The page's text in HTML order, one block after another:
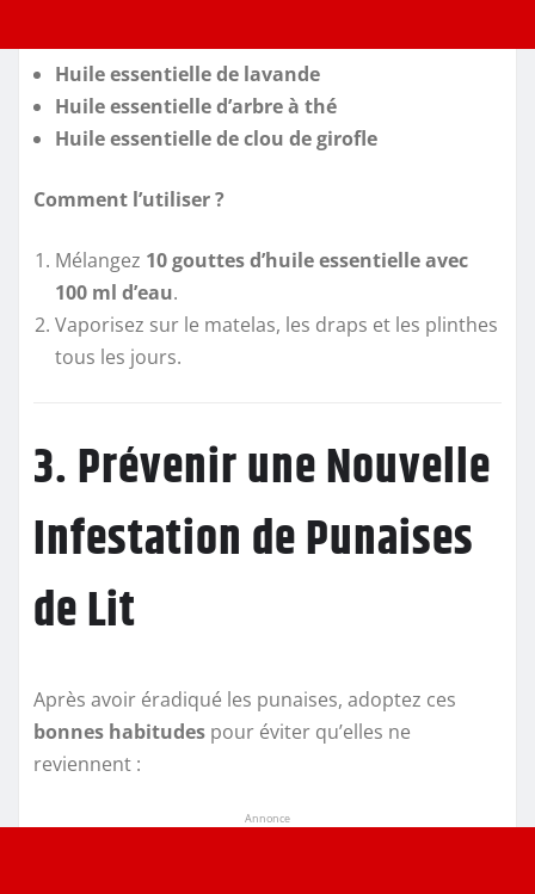
Huile essentielle de lavande
Huile essentielle d’arbre à thé
Huile essentielle de clou de girofle
Comment l’utiliser ?
Mélangez 10 gouttes d’huile essentielle avec
100 ml d’eau.
Vaporisez sur le matelas, les draps et les plinthes
tous les jours.
3. Prévenir une Nouvelle
Infestation de Punaises
de Lit
Après avoir éradiqué les punaises, adoptez ces
bonnes habitudes pour éviter qu’elles ne
reviennent :
Annonce